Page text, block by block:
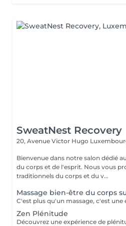
SweatNest Recovery
20, Avenue Victor Hugo
Bienvenue dans notre salon dédié
du corps et de l'esprit. Nous vous
traditionnels du corps et du v...
Massage bien-être du corps
Zen Plénitude